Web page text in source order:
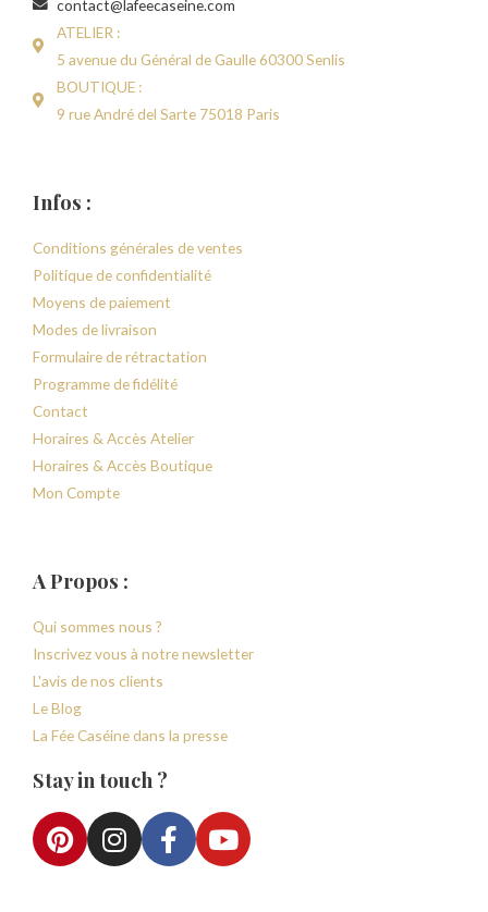
contact@lafeecaseine.com
ATELIER :
5 avenue du Général de Gaulle 60300 Senlis
BOUTIQUE :
9 rue André del Sarte 75018 Paris
Infos :
Conditions générales de ventes
Politique de confidentialité
Moyens de paiement
Modes de livraison
Formulaire de rétractation
Programme de fidélité
Contact
Horaires & Accès Atelier
Horaires & Accès Boutique
Mon Compte
A Propos :
Qui sommes nous ?
Inscrivez vous à notre newsletter
L'avis de nos clients
Le Blog
La Fée Caséine dans la presse
Stay in touch ?